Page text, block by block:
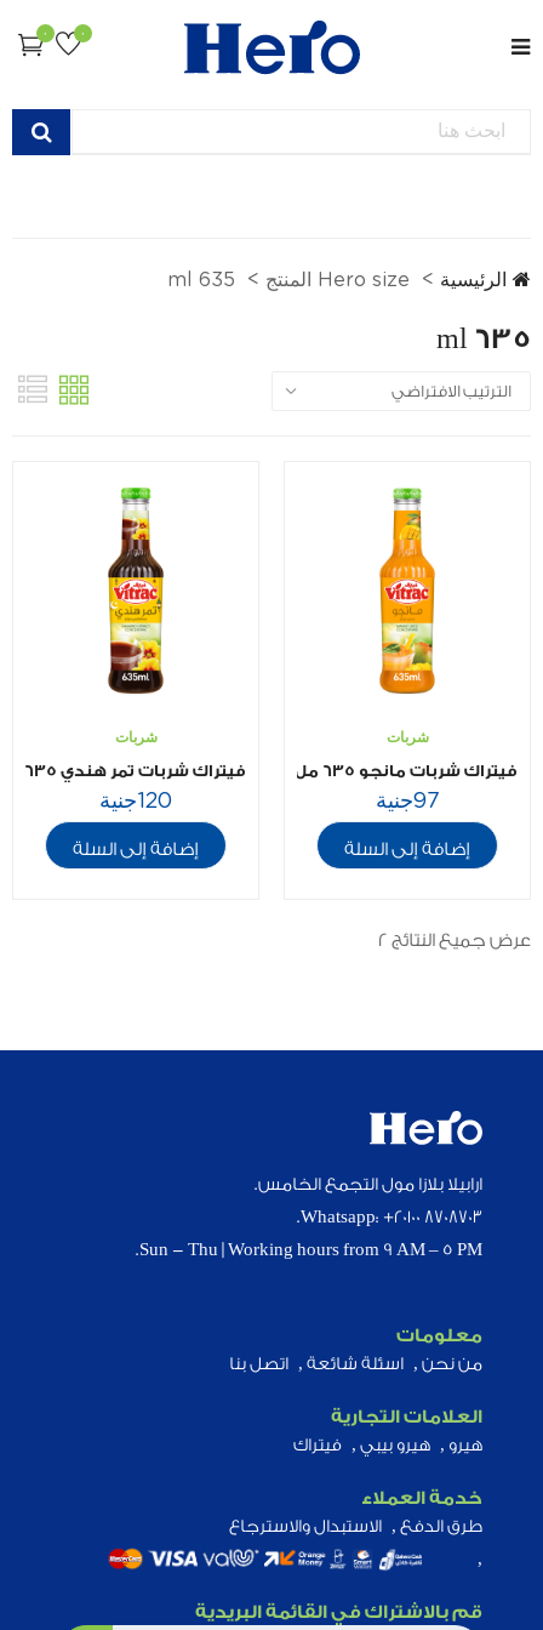
0
الرئيسية Hero size المنتج 635 ml
635 ml
شربات
فيتراك شربات مانجو 635 مل
97جنية
إضافة إلى السلة
شربات
فيتراك شربات تمر هندي 635 مل
120جنية
إضافة إلى السلة
عرض جميع النتائج 2
ارابيلا بلازا مول التجمع الخامس.
Whatsapp: +20100 8708703.
Sun - Thu | Working hours from 9 AM – 5 PM.
معلومات
من نحن اسئلة شائعة اتصل بنا
العلامات التجارية
هيرو هيرو بيبي فيتراك
خدمة العملاء
طرق الدفع الاستبدال والاسترجاع
قم بالاشتراك في القائمة البريدية